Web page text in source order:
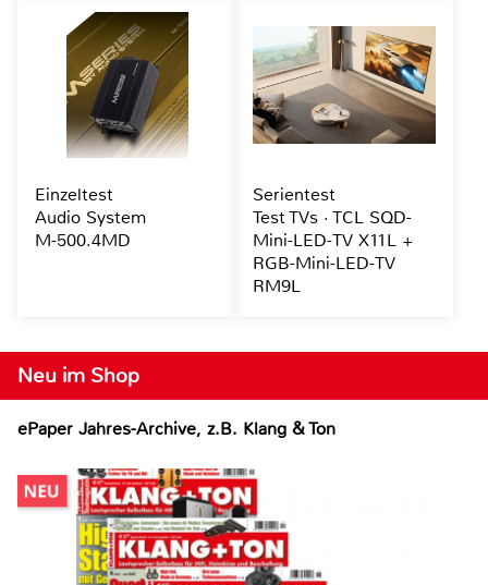
Neu im Shop
ePaper Jahres-Archive, z.B. Klang & Ton
Einzeltest
Audio System
M-500.4MD
Serientest
Test TVs · TCL SQD-
Mini-LED-TV X11L +
RGB-Mini-LED-TV
RM9L